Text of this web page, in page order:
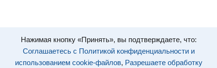
Нажимая кнопку «Принять», вы подтверждаете, что:
Соглашаетесь с Политикой конфиденциальности и
использованием cookie-файлов, Разрешаете обработку